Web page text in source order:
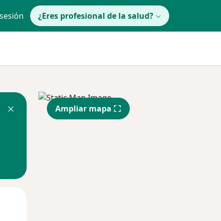
¿Eres profesional de la salud?
Ampliar mapa